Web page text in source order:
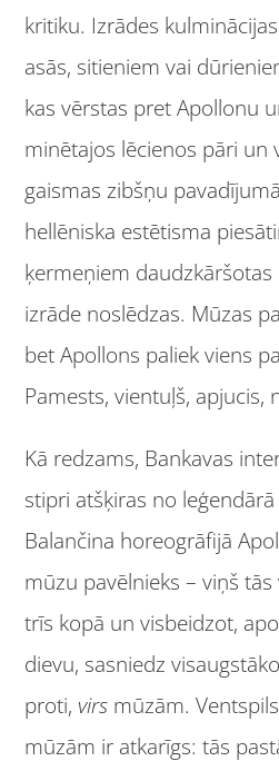
kritiku. Izrādes
asās, sitieniem vai
kas vērstas pret Apollonu
minētajos lēcienos pāri un
gaismas zibšņu
hellēniska estētisma
ķermeņiem
izrāde noslēdzas. Mūzas
bet Apollons paliek viens
Pamests, vientuļš, apjucis,
Kā redzams, Bankavas
stipri atšķiras no
Balančina horeogrāfijā
mūzu pavēlnieks – viņš
trīs kopā un visbeidzot,
dievu, sasniedz
proti, virs mūzām.
mūzām ir atkarīgs: tās